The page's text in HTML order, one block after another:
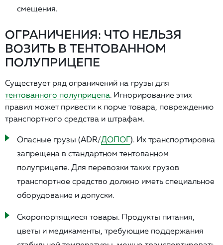
смещения.
ОГРАНИЧЕНИЯ: ЧТО НЕЛЬЗЯ
ВОЗИТЬ В ТЕНТОВАННОМ
ПОЛУПРИЦЕПЕ
Существует ряд ограничений на грузы для
тентованного полуприцепа. Игнорирование этих
правил может привести к порче товара, повреждению
транспортного средства и штрафам.
Опасные грузы (ADR/ДОПОГ). Их транспортировка
запрещена в стандартном тентованном
полуприцепе. Для перевозки таких грузов
транспортное средство должно иметь специальное
оборудование и допуски.
Скоропортящиеся товары. Продукты питания,
цветы и медикаменты, требующие поддержания